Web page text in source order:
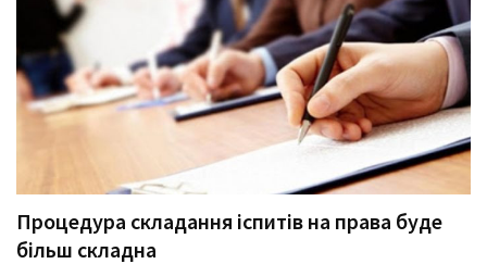
Процедура складання іспитів на права буде
більш складна